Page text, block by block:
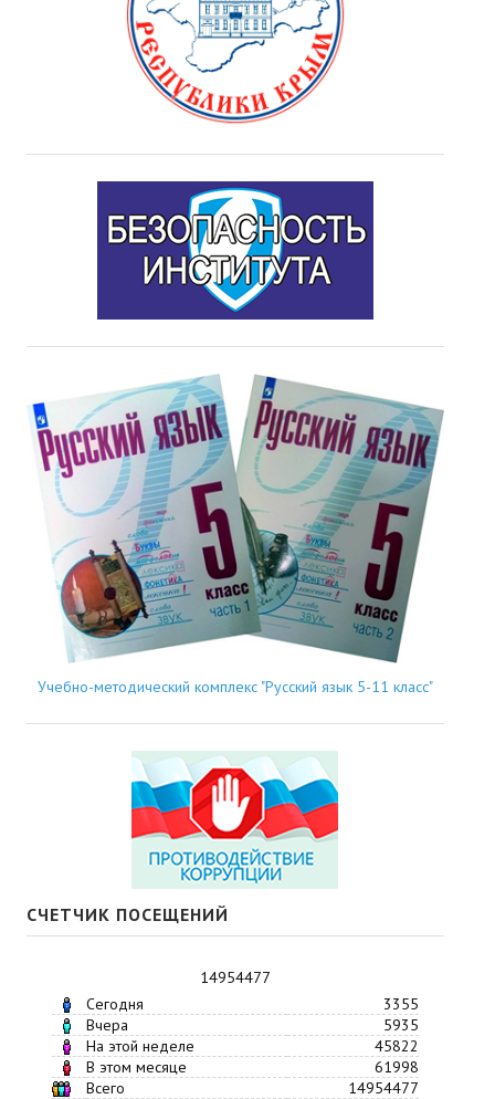
Учебно-методический комплекс "Русский язык 5-11 класс"
СЧЕТЧИК ПОСЕЩЕНИЙ
14954477
Сегодня
3355
Вчера
5935
На этой неделе
45822
В этом месяце
61998
Всего
14954477